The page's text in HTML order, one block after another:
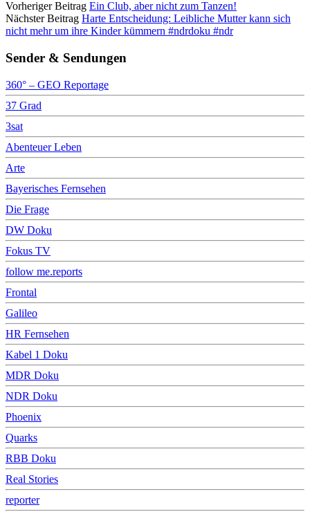
Vorheriger Beitrag Ein Club, aber nicht zum Tanzen!
Nächster Beitrag Harte Entscheidung: Leibliche Mutter kann sich
nicht mehr um ihre Kinder kümmern #ndrdoku #ndr
Sender & Sendungen
360° – GEO Reportage
37 Grad
3sat
Abenteuer Leben
Arte
Bayerisches Fernsehen
Die Frage
DW Doku
Fokus TV
follow me.reports
Frontal
Galileo
HR Fernsehen
Kabel 1 Doku
MDR Doku
NDR Doku
Phoenix
Quarks
RBB Doku
Real Stories
reporter